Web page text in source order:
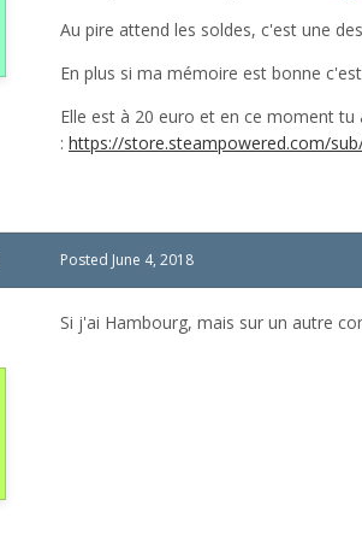
Au pire attend les soldes, c'est une
En plus si ma mémoire est bonne
Elle est à 20 euro et en ce moment
: https://store.steampowered.com/
Posted June 4, 2018
Si j'ai Hambourg, mais sur un autre